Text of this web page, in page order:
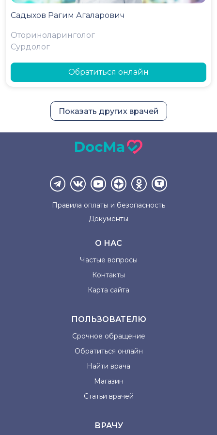
Садыхов Рагим Агаларович
Оториноларинголог
Сурдолог
Обратиться онлайн
Показать других врачей
Правила оплаты и безопасность
Документы
О НАС
Частые вопросы
Контакты
Карта сайта
ПОЛЬЗОВАТЕЛЮ
Срочное обращение
Обратиться онлайн
Найти врача
Магазин
Статьи врачей
ВРАЧУ